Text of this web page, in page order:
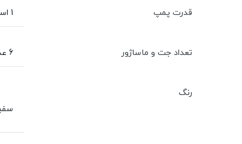
قدرت پمپ 1 اسب بخار
تعداد جت و ماساژور 6 عدد جت
رنگ